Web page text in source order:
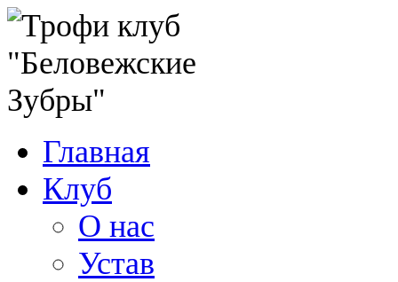
Главная
Клуб
О нас
Устав